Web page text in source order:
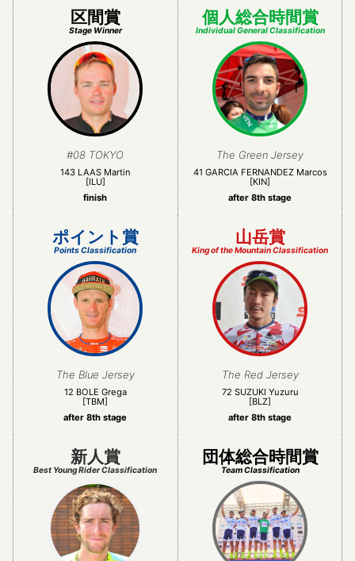
区間賞
Stage Winner
#08 TOKYO
143 LAAS Martin
[ILU]
finish
個人総合時間賞
Individual General Classification
The Green Jersey
41 GARCIA FERNANDEZ Marcos
[KIN]
after 8th stage
ポイント賞
Points Classification
The Blue Jersey
12 BOLE Grega
[TBM]
after 8th stage
山岳賞
King of the Mountain Classification
The Red Jersey
72 SUZUKI Yuzuru
[BLZ]
after 8th stage
新人賞
Best Young Rider Classification
団体総合時間賞
Team Classification